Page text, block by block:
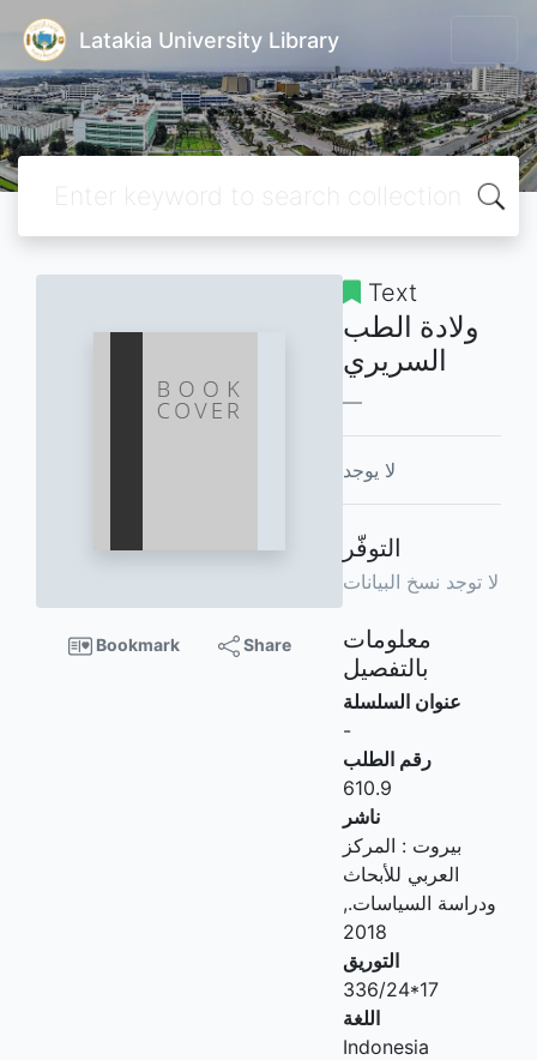
Latakia University Library
Bookmark Share
Text
ولادة الطب
السريري
لا يوجد
التوفّر
لا توجد نسخ البيانات
معلومات
بالتفصيل
عنوان السلسلة
-
رقم الطلب
610.9
ناشر
بيروت : المركز
العربي للأبحاث
ودراسة السياسات.,
2018
التوريق
336/24*17
اللغة
Indonesia